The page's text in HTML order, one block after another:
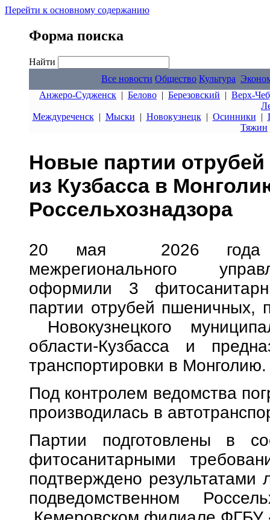
Перейти к основному содержанию
Форма поиска
Найти
Все новости Общество Культура
Анжеро-Судженск | Белово | Березовский | Верх-
Междуреченск| Мыски | Новокузнецк| Осинники |
Тяжин
Новые партии
из Кузбасса в
Россельхознадзора
20 мая 2026 года
межрегионального
оформили 3
партии отрубей пшеничных,
Новокузнецкого
области-Кузбасса и
транспортировки в Монголию.
Под контролем ведомства
производилась в
Партии подготовлены в
фитосанитарными
подтверждено результатами
подведомственном